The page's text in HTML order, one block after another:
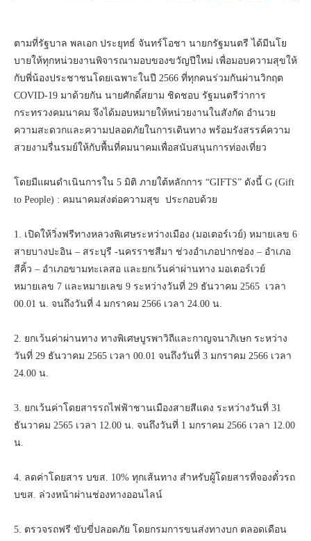
ตามที่รัฐบาล พลเอก ประยุทธ์ จันทร์โอชา นายกรัฐมนตรี ได้มีนโย
บายให้ทุกหน่วยงานพิจารณามอบของขวัญปีใหม่ เพื่อมอบความสุขให้
กับพี่น้องประชาชนโดยเฉพาะในปี 2566 ที่ทุกคนร่วมกันผ่านวิกฤต
COVID-19 มาด้วยกัน นายศักดิ์สยาม ชิดชอบ รัฐมนตรีว่าการ
กระทรวงคมนาคม จึงได้มอบหมายให้หน่วยงานในสังกัด อำนวย
ความสะดวกและความปลอดภัยในการเดินทาง พร้อมรังสรรค์ความ
สวยงามรื่นรมย์ให้กับพื้นที่คมนาคมเพื่อสนับสนุนการท่องเที่ยว
โดยมีแผนดำเนินการใน 5 มิติ ภายใต้หลักการ “GIFTS” ดังนี้ G (Gift
to People) : คมนาคมส่งต่อความสุข ประกอบด้วย
1. เปิดให้วิ่งฟรีทางหลวงพิเศษระหว่างเมือง (มอเตอร์เวย์) หมายเลข 6
สายบางปะอิน – สระบุรี -นครราชสีมา ช่วงอำเภอปากช่อง – อำเภอ
สีคิ้ว – อำเภอขามทะเลสอ และยกเว้นค่าผ่านทาง มอเตอร์เวย์
หมายเลข 7 และหมายเลข 9 ระหว่างวันที่ 29 ธันวาคม 2565 เวลา
00.01 น. จนถึงวันที่ 4 มกราคม 2566 เวลา 24.00 น.
2. ยกเว้นค่าผ่านทาง ทางพิเศษบูรพาวิถีและกาญจนาภิเษก ระหว่าง
วันที่ 29 ธันวาคม 2565 เวลา 00.01 จนถึงวันที่ 3 มกราคม 2566 เวลา
24.00 น.
3. ยกเว้นค่าโดยสารรถไฟฟ้าชานเมืองสายสีแดง ระหว่างวันที่ 31
ธันวาคม 2565 เวลา 12.00 น. จนถึงวันที่ 1 มกราคม 2566 เวลา 12.00
น.
4. ลดค่าโดยสาร บขส. 10% ทุกเส้นทาง สำหรับผู้โดยสารที่จองตั๋วรถ
บขส. ล่วงหน้าผ่านช่องทางออนไลน์
5. ตรวจรถฟรี ขับขี่ปลอดภัย โดยกรมการขนส่งทางบก ตลอดเดือน